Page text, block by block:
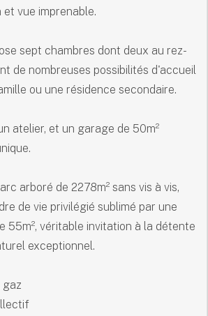
vue imprenable.
sept chambres dont deux au rez-
de nombreuses possibilités d'accueil
ou une résidence secondaire.
atelier, et un garage de 50m²
arboré de 2278m² sans vis à vis,
de vie privilégié sublimé par une
55m², véritable invitation à la détente
exceptionnel.